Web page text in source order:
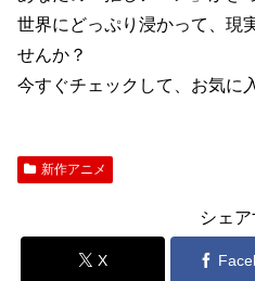
世界にどっぷり浸かって、現
せんか？
今すぐチェックして、お気に
新作アニメ
シェア
X